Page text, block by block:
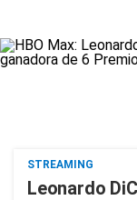
STREAMING
Leonardo